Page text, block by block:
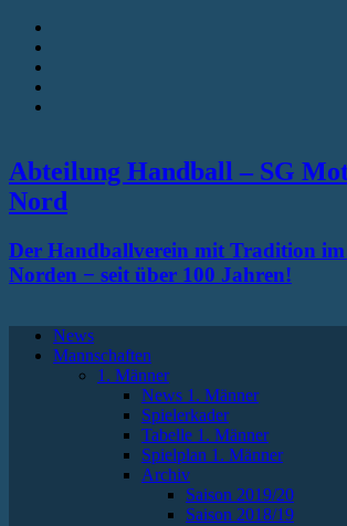
Abteilung Handball – SG
Nord
Der Handballverein mit Tradition
Norden − seit über 100 Jahren!
News
Mannschaften
1. Männer
News 1. Männer
Spielerkader
Tabelle 1. Männer
Spielplan 1. Männer
Archiv
Saison 2019/20
Saison 2018/19